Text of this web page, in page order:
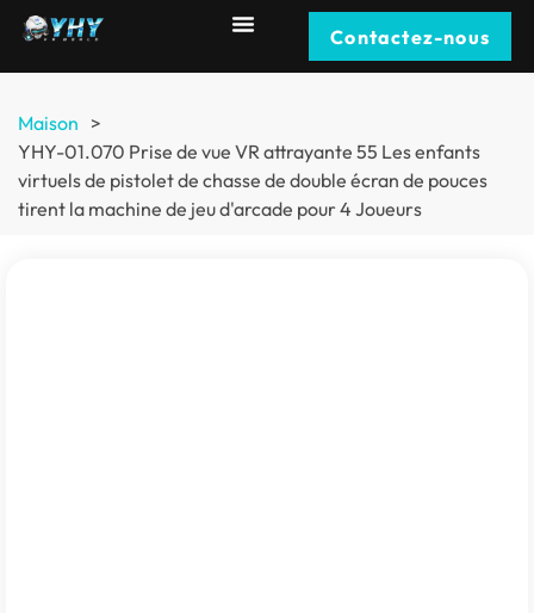
Contactez-nous
Maison >
YHY-01.070 Prise de vue VR attrayante 55 Les enfants
virtuels de pistolet de chasse de double écran de pouces
tirent la machine de jeu d'arcade pour 4 Joueurs